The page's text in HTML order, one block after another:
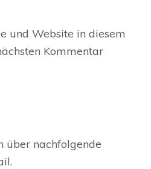
und Website in diesem
Kommentar
über nachfolgende